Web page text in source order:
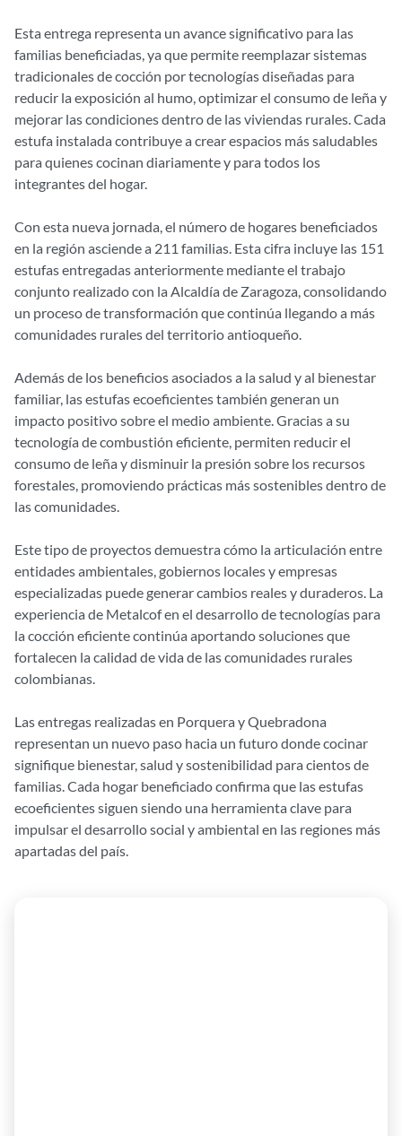
Esta entrega representa un avance significativo para las
familias beneficiadas, ya que permite reemplazar sistemas
tradicionales de cocción por tecnologías diseñadas para
reducir la exposición al humo, optimizar el consumo de leña y
mejorar las condiciones dentro de las viviendas rurales. Cada
estufa instalada contribuye a crear espacios más saludables
para quienes cocinan diariamente y para todos los
integrantes del hogar.
Con esta nueva jornada, el número de hogares beneficiados
en la región asciende a 211 familias. Esta cifra incluye las 151
estufas entregadas anteriormente mediante el trabajo
conjunto realizado con la Alcaldía de Zaragoza, consolidando
un proceso de transformación que continúa llegando a más
comunidades rurales del territorio antioqueño.
Además de los beneficios asociados a la salud y al bienestar
familiar, las estufas ecoeficientes también generan un
impacto positivo sobre el medio ambiente. Gracias a su
tecnología de combustión eficiente, permiten reducir el
consumo de leña y disminuir la presión sobre los recursos
forestales, promoviendo prácticas más sostenibles dentro de
las comunidades.
Este tipo de proyectos demuestra cómo la articulación entre
entidades ambientales, gobiernos locales y empresas
especializadas puede generar cambios reales y duraderos. La
experiencia de Metalcof en el desarrollo de tecnologías para
la cocción eficiente continúa aportando soluciones que
fortalecen la calidad de vida de las comunidades rurales
colombianas.
Las entregas realizadas en Porquera y Quebradona
representan un nuevo paso hacia un futuro donde cocinar
signifique bienestar, salud y sostenibilidad para cientos de
familias. Cada hogar beneficiado confirma que las estufas
ecoeficientes siguen siendo una herramienta clave para
impulsar el desarrollo social y ambiental en las regiones más
apartadas del país.